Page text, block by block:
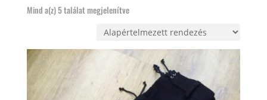
Mind a(z) 5 találat megjelenítve